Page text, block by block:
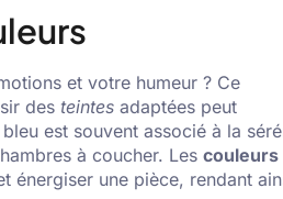
et votre humeur ? Ce
des teintes adaptées peut
est souvent associé à la
à coucher. Les couleurs
énergiser une pièce, rendant